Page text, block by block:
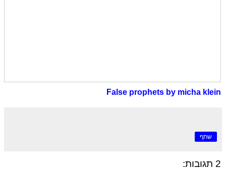
False prophets by micha klein
שתף
2 תגובות: